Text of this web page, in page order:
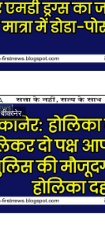
बीकानेर